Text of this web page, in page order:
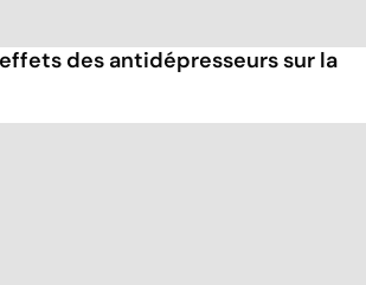
des antidépresseurs sur la